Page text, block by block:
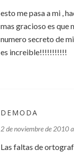
esto me pasa a mi ,
mas gracioso es que
numero secreto de
es increible!!!!!!!!!!!
DEMODA
2 de noviembre de 2010
Las faltas de